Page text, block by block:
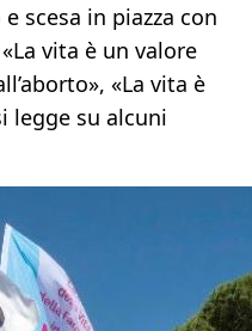
scesa in piazza con
vita è un valore
«La vita è
legge su alcuni